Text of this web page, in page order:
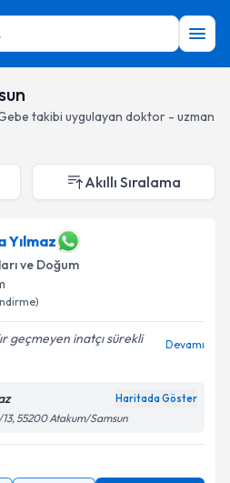
takibi uygulayan doktor - uzman
Akıllı Sıralama
Yılmaz
ve Doğum
geçmeyen inatçı sürekli
Devamı
Haritada Göster
55200 Atakum/Samsun